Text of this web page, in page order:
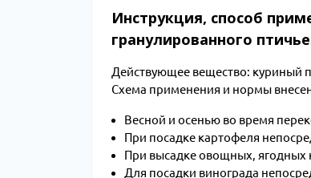
Инструкция, способ
гранулированного
Действующее вещество: куриный
Схема применения и нормы
Весной и осенью во время
При посадке картофеля
При высадке овощных, ягодных
Для посадки винограда